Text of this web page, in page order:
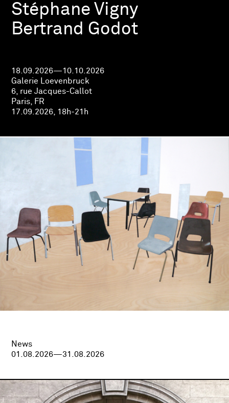
Stéphane Vigny
Bertrand Godot
18.09.2026—10.10.2026
Galerie Loevenbruck
6, rue Jacques-Callot
Paris, FR
17.09.2026, 18h-21h
News
01.08.2026—31.08.2026